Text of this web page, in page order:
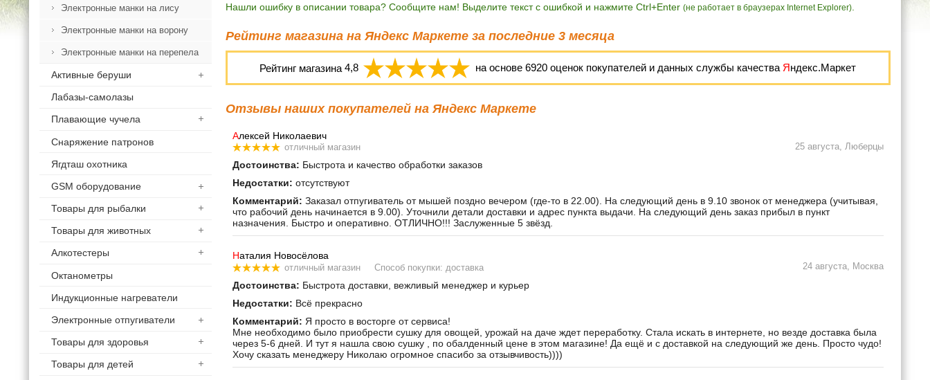
Электронные манки на лису
Электронные манки на ворону
Электронные манки на перепела
Активные беруши
Лабазы-самолазы
Плавающие чучела
Снаряжение патронов
Ягдташ охотника
GSM оборудование
Товары для рыбалки
Товары для животных
Алкотестеры
Октанометры
Индукционные нагреватели
Электронные отпугиватели
Товары для здоровья
Товары для детей
Нашли ошибку в описании товара? Сообщите нам! Выделите текст с ошибкой и нажмите Ctrl+Enter (не работает в браузерах Internet Explorer).
Рейтинг магазина на Яндекс Маркете за последние 3 месяца
Рейтинг магазина 4,8 на основе6920 оценок покупателей и данных службы качества Яндекс.Маркет
Отзывы наших покупателей на Яндекс Маркете
Алексей Николаевич
отличный магазин 25 августа, Люберцы
Достоинства: Быстрота и качество обработки заказов
Недостатки: отсутствуют
Комментарий: Заказал отпугиватель от мышей поздно вечером (где-то в 22.00). На следующий день в 9.10 звонок от менеджера (учитывая,
что рабочий день начинается в 9.00). Уточнили детали доставки и адрес пункта выдачи. На следующий день заказ прибыл в пункт
назначения. Быстро и оперативно. ОТЛИЧНО!!! Заслуженные 5 звёзд.
Наталия Новосёлова
отличный магазин Способ покупки: доставка 24 августа, Москва
Достоинства: Быстрота доставки, вежливый менеджер и курьер
Недостатки: Всё прекрасно
Комментарий: Я просто в восторге от сервиса!
Мне необходимо было приобрести сушку для овощей, урожай на даче ждет переработку. Стала искать в интернете, но везде доставка была
через 5-6 дней. И тут я нашла свою сушку , по обалденный цене в этом магазине! Да ещё и с доставкой на следующий же день. Просто чудо!
Хочу сказать менеджеру Николаю огромное спасибо за отзывчивость))))